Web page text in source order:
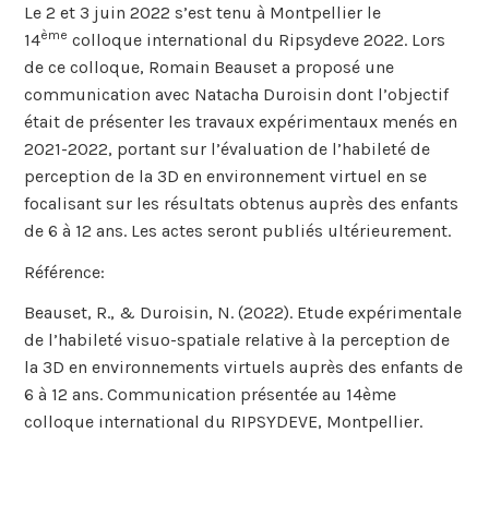
Le 2 et 3 juin 2022 s’est tenu à Montpellier le
14ème colloque international du Ripsydeve 2022. Lors
de ce colloque, Romain Beauset a proposé une
communication avec Natacha Duroisin dont l’objectif
était de présenter les travaux expérimentaux menés en
2021-2022, portant sur l’évaluation de l’habileté de
perception de la 3D en environnement virtuel en se
focalisant sur les résultats obtenus auprès des enfants
de 6 à 12 ans. Les actes seront publiés ultérieurement.
Référence:
Beauset, R., & Duroisin, N. (2022). Etude expérimentale
de l’habileté visuo-spatiale relative à la perception de
la 3D en environnements virtuels auprès des enfants de
6 à 12 ans. Communication présentée au 14ème
colloque international du RIPSYDEVE, Montpellier.